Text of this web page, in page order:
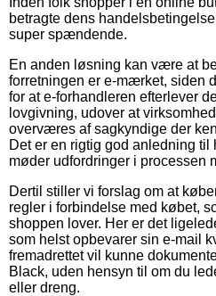
betragte dens
super spændende.
En anden løsning kan være at
forretningen er e-mærket, siden
for at e-forhandleren efterlever
lovgivning, udover at
overværes af sagkyndige der
Det er en rigtig god anledning
møder udfordringer i processen
Dertil stiller vi forslag om at
regler i forbindelse med købet,
shoppen lover. Her er det
som helst opbevarer sin e-mail
fremadrettet vil kunne
Black, uden hensyn til om du
eller dreng.